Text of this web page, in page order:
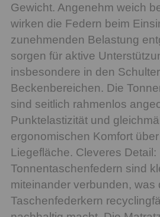
Gewicht. Angenehm weich
wirken die Federn beim
zunehmenden Belastung
sorgen für aktive
insbesondere in den
Beckenbereichen. Die
sind seitlich rahmenlos
Punktelastizität und
ergonomischen Komfort
Liegefläche. Cleveres Detail:
Tonnentaschenfedern sind
miteinander verbunden, was
Taschenfederkern